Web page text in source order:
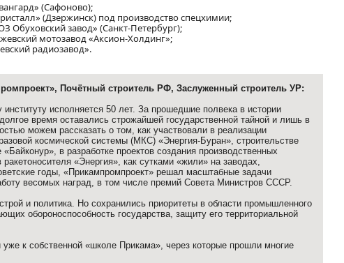
(Сафоново);
(Дзержинск) под производство спецхимии;
Обуховский завод» (Санкт-Петербург);
мотозавод «Аксион-Холдинг»;
радиозавод».
Почётный строитель РФ, Заслуженный строитель УР:
исполняется 50 лет. За прошедшие полвека в истории
время оставались строжайшей государственной тайной и лишь в
можем рассказать о том, как участвовали в реализации
космической системы (МКС) «Энергия-Буран», строительстве
в разработке проектов создания производственных
«Энергия», как сутками «жили» на заводах,
годы, «Прикампромпроект» решал масштабные задачи
весомых наград, в том числе премий Совета Министров СССР.
и политика. Но сохранились приоритеты в области промышленного
обороноспособность государства, защиту его территориальной
к собственной «школе Прикама», через которые прошли многие